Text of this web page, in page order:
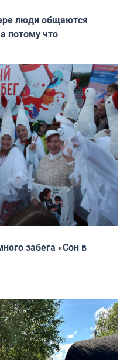
люди общаются
потому что
забега «Сон в